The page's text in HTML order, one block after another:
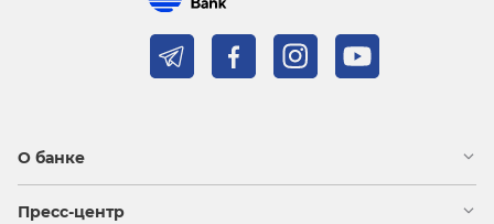
О банке
Пресс-центр